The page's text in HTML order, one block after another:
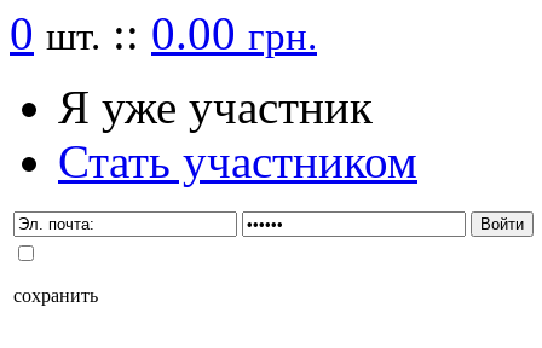
0 шт. :: 0.00 грн.
Я уже участник
Стать участником
сохранить